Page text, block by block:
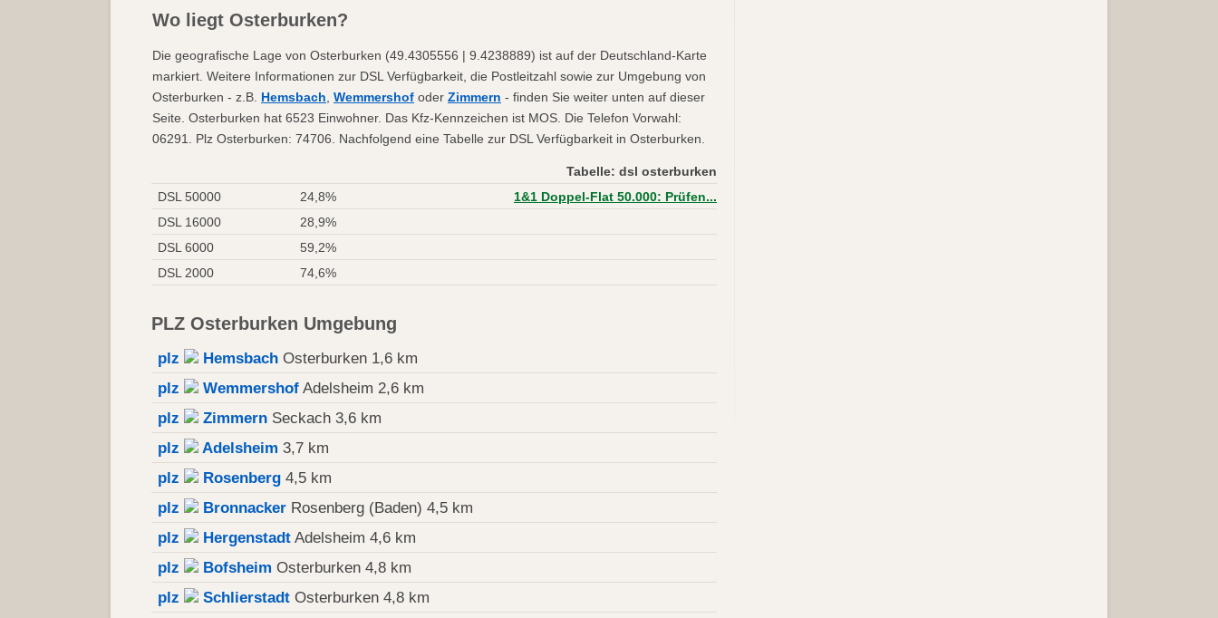
Wo liegt Osterburken?
Die geografische Lage von Osterburken (49.4305556 | 9.4238889) ist auf der Deutschland-Karte
markiert. Weitere Informationen zur DSL Verfügbarkeit, die Postleitzahl sowie zur Umgebung von
Osterburken - z.B. Hemsbach Wemmershof oder Zimmern - finden Sie weiter unten auf dieser
Seite. Osterburken hat 6523 Einwohner. Das Kfz-Kennzeichen ist MOS. Die Telefon Vorwahl:
06291. Plz Osterburken: 74706. Nachfolgend eine Tabelle zur DSL Verfügbarkeit in Osterburken.
Tabelle: dsl osterburken
DSL 50000
24,8%
1&1 Doppel-Flat 50.000: Prüfen...
DSL 16000
28,9%
DSL 6000
59,2%
DSL 2000
74,6%
PLZ Osterburken Umgebung
plz Hemsbach Osterburken 1,6 km
plz
Wemmershof Adelsheim 2,6 km
plz
Zimmern Seckach 3,6 km
plz
Adelsheim 3,7 km
plz
Rosenberg 4,5 km
plz
Bronnacker Rosenberg (Baden) 4,5 km
plz
Hergenstadt Adelsheim 4,6 km
plz
Bofsheim Osterburken 4,8 km
plz
Schlierstadt Osterburken 4,8 km